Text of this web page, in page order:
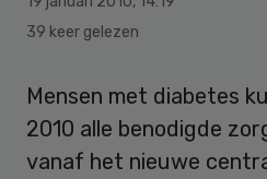
39 keer gelezen
Mensen met diabetes
2010 alle benodigde
vanaf het nieuwe